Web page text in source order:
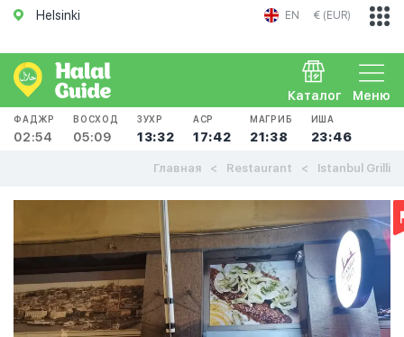
Helsinki EN € (EUR)
Меню
Каталог
ФАДЖР
02:54
ВОСХОД
05:09
ЗУХР
13:32
АСР
17:42
МАГРИБ
21:38
ИША
23:46
Главная Restaurant Istanbul Grilli